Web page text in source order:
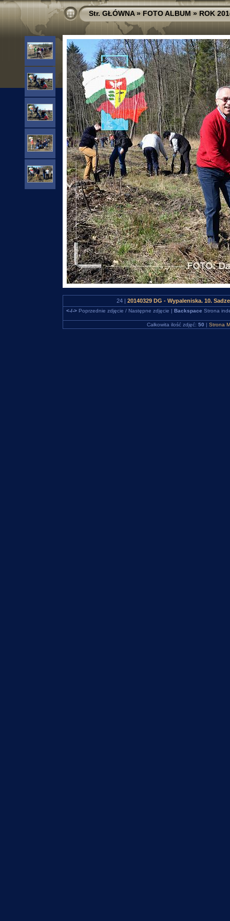
Str. GŁÓWNA»FOTO ALBUM»ROK
24 | 20140329 DG - Wypaleniska. 10.
<-/->Poprzednie zdjęcie / Następne zdjęcie | Backspace Strona
Całkowita ilość zdjęć: 50 | Strona